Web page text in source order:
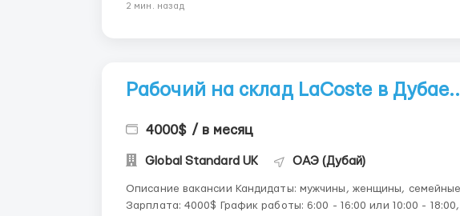
2 мин. назад
Рабочий на склад LaCoste в Дубае..
4000$ / в месяц
Global Standard UK ОАЭ (Дубай)
Описание вакансии Кандидаты: мужчины, женщины, семейные пары в возрасте от 18 до 50 лет.
Зарплата: 4000$ График работы: 6:00 - 16:00 или 10:00 - 18:00, смена может быть поставлена ​​и